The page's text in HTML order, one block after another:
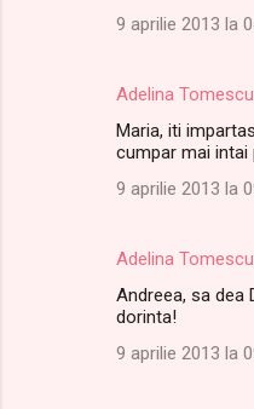
9 aprilie 2013 la
Adelina Tomescu
Maria, iti
cumpar mai intai
9 aprilie 2013 la
Adelina Tomescu
Andreea, sa dea
dorinta!
9 aprilie 2013 la